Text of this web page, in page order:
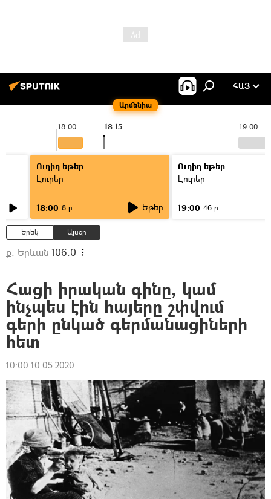
Արմենիա
ՀԱՅ
18:00 19:00
18:15
Ուղիղ եթեր
Լուրեր
18:00 8 ր Եթեր
Ուղիղ եթեր
Լուրեր
19:00 46 ր
Երեկ Այսօր
ք. Երևան 106.0
Հացի իրական գինը, կամ
ինչպես էին հայերը շփվում
գերի ընկած գերմանացիների
հետ
10:00 10.05.2020